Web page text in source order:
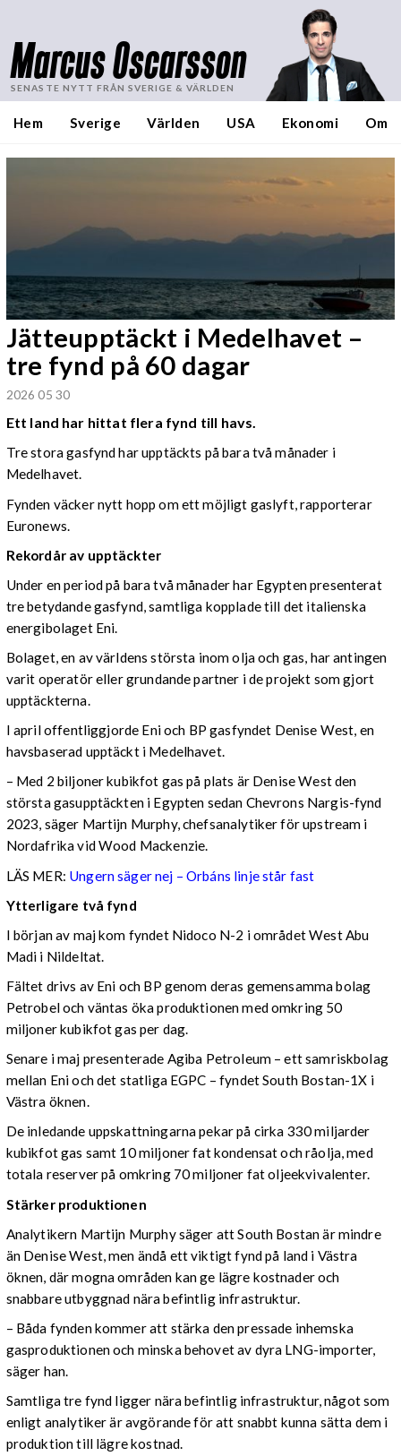
Marcus Oscarsson
SENASTE NYTT FRÅN SVERIGE & VÄRLDEN
Hem Sverige Världen USA Ekonomi Om
Jätteupptäckt i Medelhavet –
tre fynd på 60 dagar
2026 05 30
Ett land har hittat flera fynd till havs.
Tre stora gasfynd har upptäckts på bara två månader i
Medelhavet.
Fynden väcker nytt hopp om ett möjligt gaslyft, rapporterar
Euronews.
Rekordår av upptäckter
Under en period på bara två månader har Egypten presenterat
tre betydande gasfynd, samtliga kopplade till det italienska
energibolaget Eni.
Bolaget, en av världens största inom olja och gas, har antingen
varit operatör eller grundande partner i de projekt som gjort
upptäckterna.
I april offentliggjorde Eni och BP gasfyndet Denise West, en
havsbaserad upptäckt i Medelhavet.
– Med 2 biljoner kubikfot gas på plats är Denise West den
största gasupptäckten i Egypten sedan Chevrons Nargis-fynd
2023, säger Martijn Murphy, chefsanalytiker för upstream i
Nordafrika vid Wood Mackenzie.
LÄS MER: Ungern säger nej – Orbáns linje står fast
Ytterligare två fynd
I början av maj kom fyndet Nidoco N-2 i området West Abu
Madi i Nildeltat.
Fältet drivs av Eni och BP genom deras gemensamma bolag
Petrobel och väntas öka produktionen med omkring 50
miljoner kubikfot gas per dag.
Senare i maj presenterade Agiba Petroleum – ett samriskbolag
mellan Eni och det statliga EGPC – fyndet South Bostan-1X i
Västra öknen.
De inledande uppskattningarna pekar på cirka 330 miljarder
kubikfot gas samt 10 miljoner fat kondensat och råolja, med
totala reserver på omkring 70 miljoner fat oljeekvivalenter.
Stärker produktionen
Analytikern Martijn Murphy säger att South Bostan är mindre
än Denise West, men ändå ett viktigt fynd på land i Västra
öknen, där mogna områden kan ge lägre kostnader och
snabbare utbyggnad nära befintlig infrastruktur.
– Båda fynden kommer att stärka den pressade inhemska
gasproduktionen och minska behovet av dyra LNG-importer,
säger han.
Samtliga tre fynd ligger nära befintlig infrastruktur, något som
enligt analytiker är avgörande för att snabbt kunna sätta dem i
produktion till lägre kostnad.